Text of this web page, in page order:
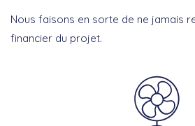
Nous faisons en sorte de ne jamais
financier du projet.